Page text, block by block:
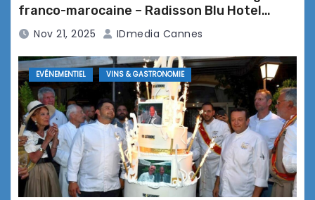
restaurant La Rotonde – Mandelieu-
Soirée Terre & Mer – Vins &
Gastronomie à la Bastide du
Cantemerle
franco-marocaine – Radisson Blu Hotel
Marrakech Carré Eden*****
Nov 21, 2025 IDmedia Cannes
EVÉNEMENTIEL VINS & GASTRONOMIE